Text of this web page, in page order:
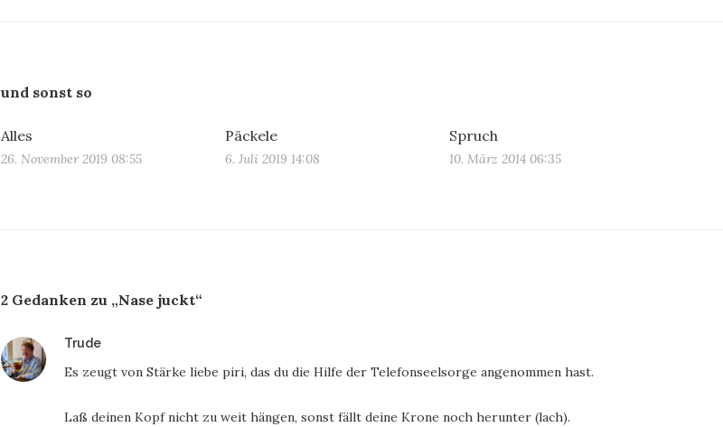
und sonst so
Alles
26. November 2019 08:55
Päckele
6. Juli 2019 14:08
Spruch
10. März 2014 06:35
2 Gedanken zu „Nase juckt“
Trudesagt:
Es zeugt von Stärke liebe piri, das du die Hilfe der Telefonseelsorge angenommen hast.
Laß deinen Kopf nicht zu weit hängen, sonst fällt deine Krone noch herunter (lach).